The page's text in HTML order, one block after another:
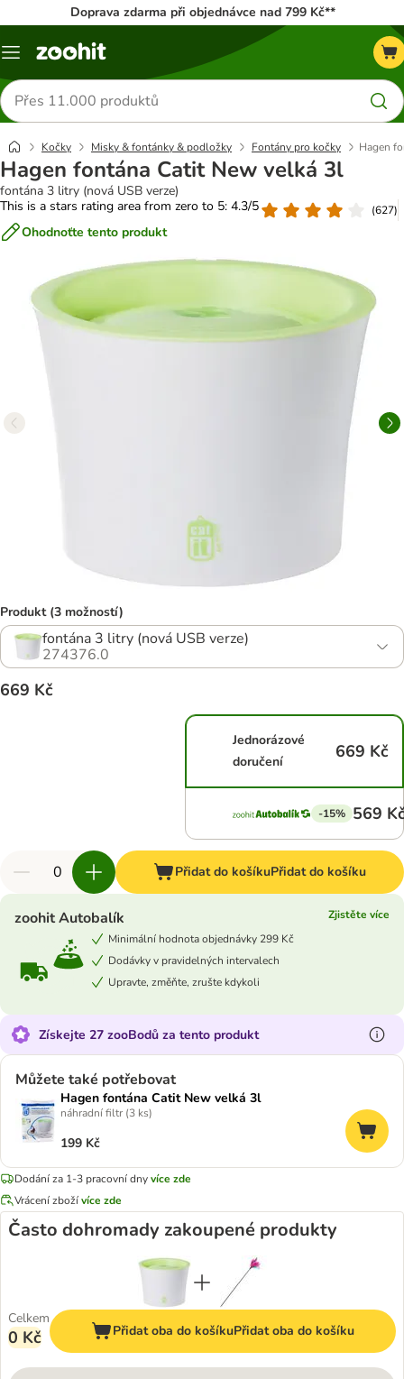
Doprava zdarma při objednávce nad 799 Kč**
Menu
Hledat
produkty
Kočky Misky & fontánky & podložky Fontány pro kočky Hagen
Hagen fontána Catit New velká 3l
fontána 3 litry (nová USB verze)
This is a stars rating area from zero to 5: 4.3/5
(627)
Ohodnoťte tento produkt
Produkt (3 možností)
fontána 3 litry (nová USB verze)
274376.0
669 Kč
Jednorázové
doručení
669 Kč
-15% 569
Přidat do košíkuPřidat do košíku
zoohit Autobalík
Zjistěte více
Minimální hodnota objednávky 299 Kč
Dodávky v pravidelných intervalech
Upravte, změňte, zrušte kdykoli
Získejte 27 zooBodů za tento produkt
Můžete také potřebovat
Hagen fontána Catit New velká 3l
náhradní filtr (3 ks)
199 Kč
Dodání za 1-3 pracovní dnyvíce zde
Vrácení zbožívíce zde
Často dohromady zakoupené produkty
Celkem
0 Kč Přidat oba do košíkuPřidat oba do košíku